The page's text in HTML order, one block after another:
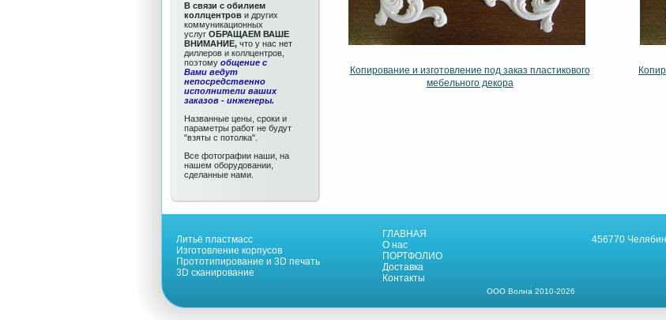
В связи с обилием
коллцентров и других
коммуникационных
услуг ОБРАЩАЕМ ВАШЕ
ВНИМАНИЕ, что у нас нет
диллеров и коллцентров,
поэтому общение с
Вами ведут
непосредственно
исполнители ваших
заказов - инженеры.
Названные цены, сроки и
параметры работ не будут
"взяты с потолка".
Все фотографии наши, на
нашем оборудовании,
сделанные нами.
Копирование и изготовление под заказ пластикового
мебельного декора
Литьё пластмасс
Изготовление корпусов
Прототипирование и 3D печать
3D сканирование
ГЛАВНАЯ
О нас
ПОРТФОЛИО
Доставка
Контакты
456770
ООО Волна 2010-2026